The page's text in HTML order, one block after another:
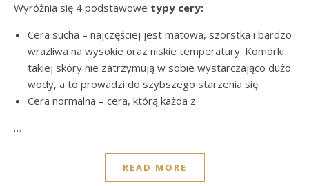
Wyróżnia się 4 podstawowe typy cery:
Cera sucha – najczęściej jest matowa, szorstka i bardzo
wrażliwa na wysokie oraz niskie temperatury. Komórki
takiej skóry nie zatrzymują w sobie wystarczająco dużo
wody, a to prowadzi do szybszego starzenia się.
Cera normalna – cera, którą każda z
…
READ MORE